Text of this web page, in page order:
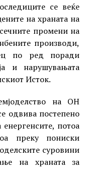
се веќе
на храната на
промени на
производи,
по ред поради
и нарушувањата
Исток.
на ОН
одвива постепено
потоа
преку пониски
суровини
на храната за